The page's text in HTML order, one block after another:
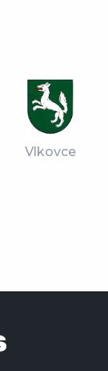
Vlkovce